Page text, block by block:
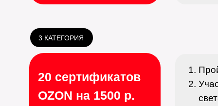
20 сертификатов
OZON на 1500 р.
3 КАТЕГОРИЯ